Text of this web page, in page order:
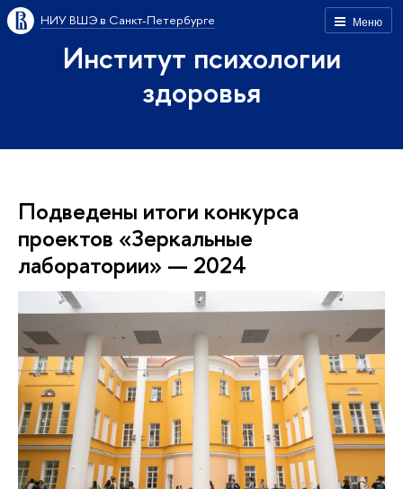
Меню
НИУ ВШЭ в Санкт-Петербурге
Институт психологии
здоровья
Подведены итоги конкурса
проектов «Зеркальные
лаборатории» — 2024